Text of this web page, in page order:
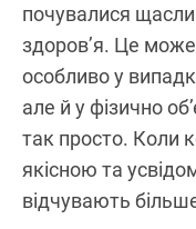
почувалися
здоров’я. Це
особливо у
але й у фізично
так просто. Коли
якісною та
відчувають